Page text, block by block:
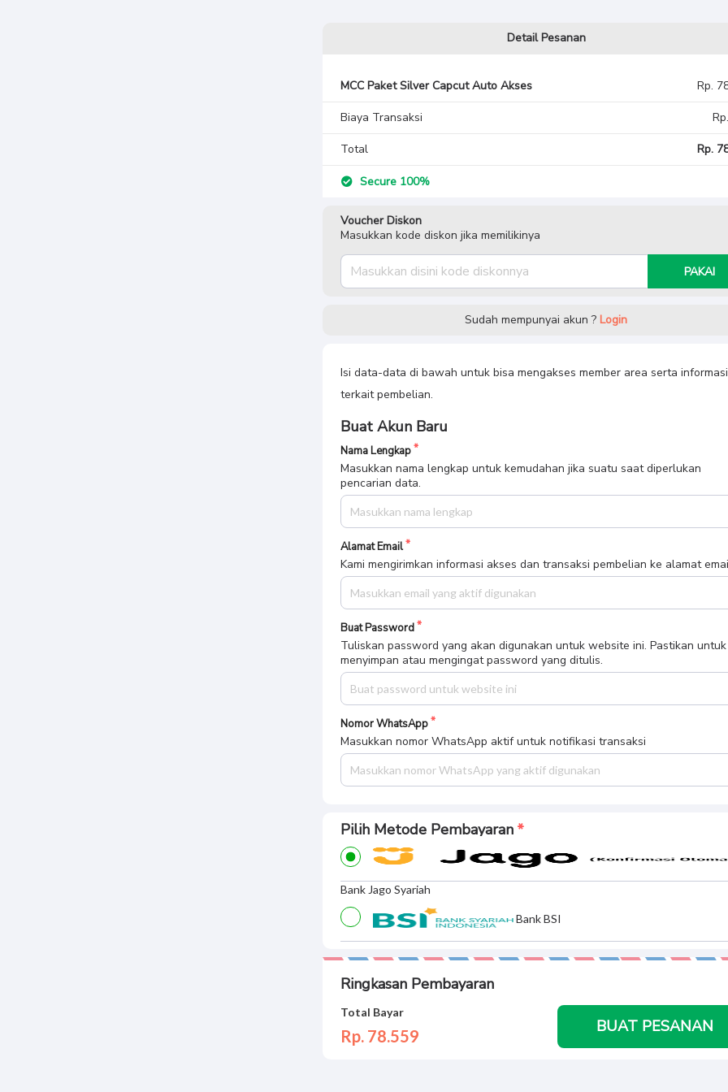
Detail Pesanan
MCC Paket Silver Capcut Auto Akses Rp.
Biaya Transaksi
Total Rp.
Secure 100%
Voucher Diskon
Masukkan kode diskon jika memilikinya
PAKAI
Sudah mempunyai akun ? Login
Isi data-data di bawah untuk bisa mengakses member area serta informasi
terkait pembelian.
Buat Akun Baru
Nama Lengkap
Masukkan nama lengkap untuk kemudahan jika suatu saat diperlukan
pencarian data.
Alamat Email
Kami mengirimkan informasi akses dan transaksi pembelian ke alamat
Buat Password
Tuliskan password yang akan digunakan untuk website ini. Pastikan untuk
menyimpan atau mengingat password yang ditulis.
Nomor WhatsApp
Masukkan nomor WhatsApp aktif untuk notifikasi transaksi
Pilih Metode Pembayaran
Bank Jago Syariah
Bank BSI
Ringkasan Pembayaran
Total Bayar
Rp. 78.559 BUAT PESANAN